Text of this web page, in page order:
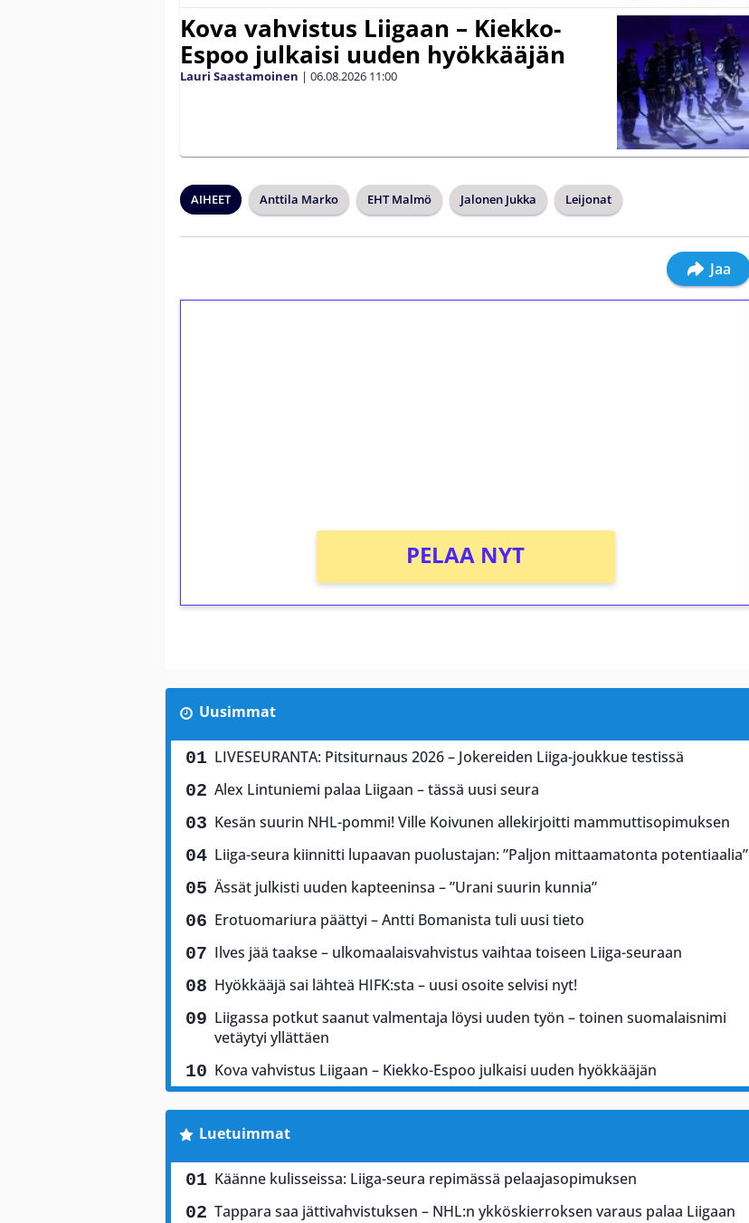
Kova vahvistus Liigaan – Kiekko-
Espoo julkaisi uuden hyökkääjän
Lauri Saastamoinen | 06.08.2026 11:00
AIHEET Anttila Marko EHT Malmö Jalonen Jukka Leijonat
Jaa
PELAA NYT
Uusimmat
LIVESEURANTA: Pitsiturnaus 2026 – Jokereiden Liiga-joukkue testissä
Alex Lintuniemi palaa Liigaan – tässä uusi seura
Kesän suurin NHL-pommi! Ville Koivunen allekirjoitti mammuttisopimuksen
Liiga-seura kiinnitti lupaavan puolustajan: ”Paljon mittaamatonta potentiaalia”
Ässät julkisti uuden kapteeninsa – ”Urani suurin kunnia”
Erotuomariura päättyi – Antti Bomanista tuli uusi tieto
Ilves jää taakse – ulkomaalaisvahvistus vaihtaa toiseen Liiga-seuraan
Hyökkääjä sai lähteä HIFK:sta – uusi osoite selvisi nyt!
Liigassa potkut saanut valmentaja löysi uuden työn – toinen suomalaisnimi
vetäytyi yllättäen
Kova vahvistus Liigaan – Kiekko-Espoo julkaisi uuden hyökkääjän
Luetuimmat
Käänne kulisseissa: Liiga-seura repimässä pelaajasopimuksen
Tappara saa jättivahvistuksen – NHL:n ykköskierroksen varaus palaa Liigaan